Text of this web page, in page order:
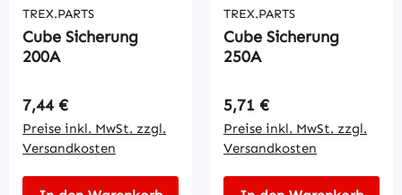
TREX.PARTS
Cube Sicherung
200A
Regulärer Preis:
7,44 €
Preise inkl. MwSt. zzgl.
Versandkosten
TREX.PARTS
Cube Sicherung
250A
Regulärer Preis:
5,71 €
Preise inkl. MwSt. zzgl.
Versandkosten